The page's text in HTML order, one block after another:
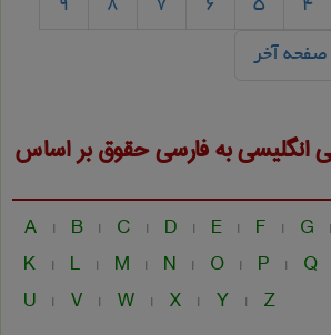
4
5
6
7
8
9
صفحه آخر
به فارسیحقوقبر اساس
A | B | C | D | E | F | G |
K | L | M | N | O | P | Q
U | V | W | X | Y | Z